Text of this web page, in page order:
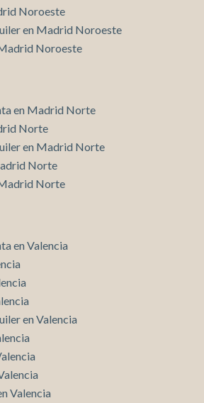
Noroeste
en Madrid Noroeste
Noroeste
en Madrid Norte
Norte
en Madrid Norte
Norte
Norte
en Valencia
en Valencia
Valencia